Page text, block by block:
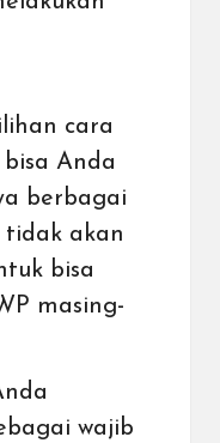
cara
Anda
berbagai
tidak akan
bisa
masing-
wajib